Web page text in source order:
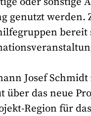
genutzt werden.
Josef
über das neue
Region für